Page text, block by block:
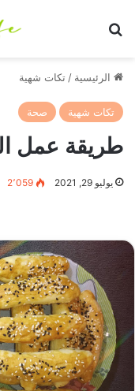
الرئيسية / تكات شهية
تكات شهية صحة
طريقة عمل
يوليو 29, 2021 2٬059